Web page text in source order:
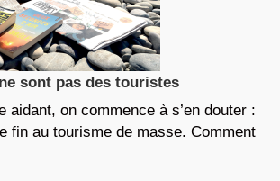
sont pas des touristes
aidant, on commence à s’en douter :
fin au tourisme de masse. Comment